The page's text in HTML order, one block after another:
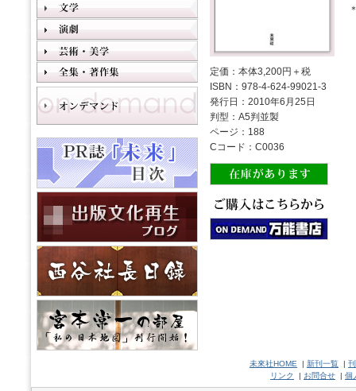
定価：本体3,200円＋税
ISBN：978-4-624-99021-3
発行日：2010年6月25日
判型：A5判並製
ページ：188
Cコード：C0036
未來社HOME | 新刊一覧 |
リンク
| お問合せ | 個